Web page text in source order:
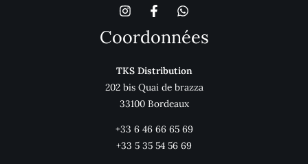
Coordonnées
TKS Distribution
202 bis Quai de brazza
33100 Bordeaux
+33 6 46 66 65 69
+33 5 35 54 56 69